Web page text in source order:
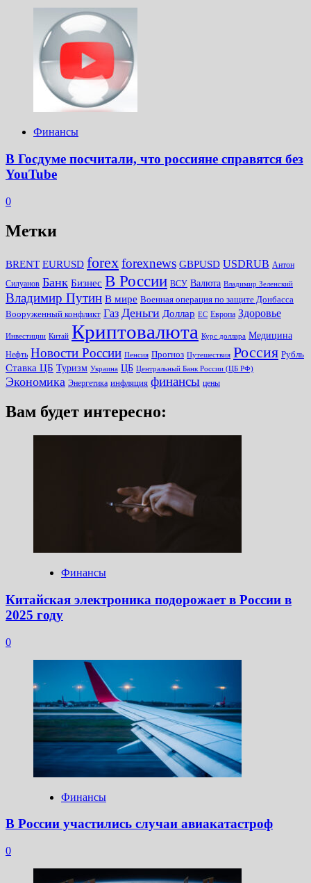
Финансы
В Госдуме посчитали, что россияне справятся без
YouTube
0
Метки
BRENT EURUSD forexforexnews GBPUSD USDRUB Антон
Силуанов Банк Бизнес В России ВСУ Валюта Владимир Зеленский
Владимир Путин В мире Военная операция по защите Донбасса
Вооруженный конфликт Газ Деньги Доллар ЕС Европа Здоровье
Инвестиции Китай Криптовалюта Курс доллара Медицина
Нефть Новости России Пенсия Прогноз Путешествия Россия Рубль
Ставка ЦБ Туризм Украина ЦБ Центральный Банк России (ЦБ РФ)
Экономика Энергетика инфляция финансы цены
Вам будет интересно:
Финансы
Китайская электроника подорожает в России в
2025 году
0
Финансы
В России участились случаи авиакатастроф
0